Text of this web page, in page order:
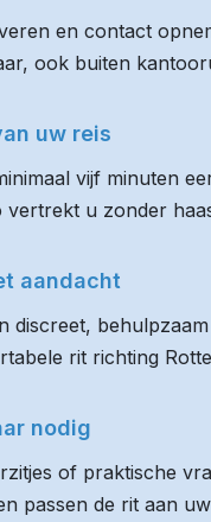
en contact
ook buiten
uw reis
vijf minuten
vertrekt u zonder
aandacht
discreet,
rit richting
nodig
of praktische
passen de rit aan